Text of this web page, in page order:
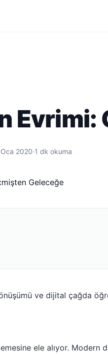
Evrimi:
2020·1 dk okuma
ve dijital çağda
ele alıyor. Modern